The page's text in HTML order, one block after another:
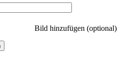
Bild hinzufügen (optional)